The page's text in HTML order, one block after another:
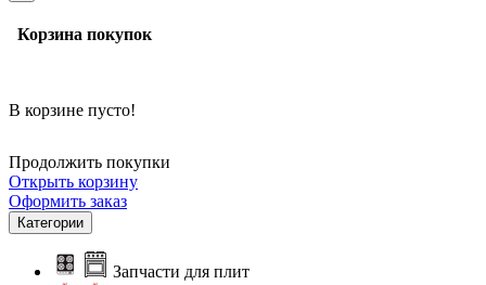
Корзина покупок
В корзине пусто!
Продолжить покупки
Открыть корзину
Оформить заказ
Категории
Запчасти для плит